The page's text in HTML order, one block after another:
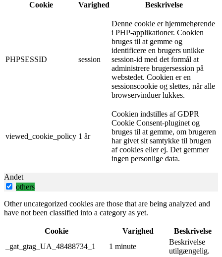
Cookie Varighed Beskrivelse
PHPSESSID session
Denne cookie er hjemmehørende
i PHP-applikationer. Cookien
bruges til at gemme og
identificere en brugers unikke
session-id med det formål at
administrere brugersession på
webstedet. Cookien er en
sessionscookie og slettes, når alle
browservinduer lukkes.
viewed_cookie_policy 1 år
Cookien indstilles af GDPR
Cookie Consent-pluginet og
bruges til at gemme, om brugeren
har givet sit samtykke til brugen
af ​​cookies eller ej. Det gemmer
ingen personlige data.
Andet
others
Other uncategorized cookies are those that are being analyzed and
have not been classified into a category as yet.
Cookie Varighed
Beskrivelse
_gat_gtag_UA_48488734_1
1 minute
Beskrivelse
utilgængelig.